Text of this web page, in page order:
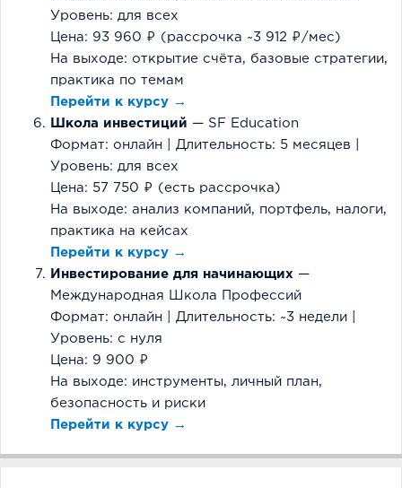
Уровень: для всех
Цена: 93 960 ₽ (рассрочка ~3 912 ₽/мес)
На выходе: открытие счёта, базовые стратегии,
практика по темам
Перейти к курсу →
Школа инвестиций — SF Education
Формат: онлайн | Длительность: 5 месяцев |
Уровень: для всех
Цена: 57 750 ₽ (есть рассрочка)
На выходе: анализ компаний, портфель, налоги,
практика на кейсах
Перейти к курсу →
Инвестирование для начинающих —
Международная Школа Профессий
Формат: онлайн | Длительность: ~3 недели |
Уровень: с нуля
Цена: 9 900 ₽
На выходе: инструменты, личный план,
безопасность и риски
Перейти к курсу →